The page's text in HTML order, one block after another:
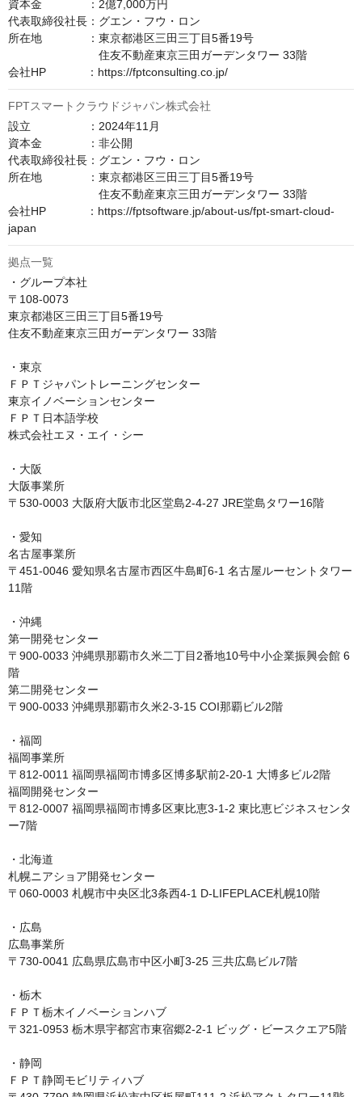
資本金　　　　：2億7,000万円
代表取締役社長：グエン・フウ・ロン
所在地　　　　：東京都港区三田三丁目5番19号
住友不動産東京三田ガーデンタワー 33階
会社HP　　　  ：https://fptconsulting.co.jp/
FPTスマートクラウドジャパン株式会社
設立　　　　　：2024年11月
資本金　　　　：非公開
代表取締役社長：グエン・フウ・ロン
所在地　　　　：東京都港区三田三丁目5番19号
住友不動産東京三田ガーデンタワー 33階
会社HP　　　  ：https://fptsoftware.jp/about-us/fpt-smart-cloud-
japan
拠点一覧
・グループ本社
〒108-0073
東京都港区三田三丁目5番19号
住友不動産東京三田ガーデンタワー 33階
・東京
ＦＰＴジャパントレーニングセンター
東京イノベーションセンター
ＦＰＴ日本語学校
株式会社エヌ・エイ・シー
・大阪
大阪事業所
〒530-0003 大阪府大阪市北区堂島2-4-27 JRE堂島タワー16階
・愛知
名古屋事業所
〒451-0046 愛知県名古屋市西区牛島町6-1 名古屋ルーセントタワー
11階
・沖縄
第一開発センター
〒900-0033 沖縄県那覇市久米二丁目2番地10号中小企業振興会館 6
階
第二開発センター
〒900-0033 沖縄県那覇市久米2-3-15 COI那覇ビル2階
・福岡
福岡事業所
〒812-0011 福岡県福岡市博多区博多駅前2-20-1 大博多ビル2階
福岡開発センター
〒812-0007 福岡県福岡市博多区東比恵3-1-2 東比恵ビジネスセンタ
ー7階
・北海道
札幌ニアショア開発センター
〒060-0003 札幌市中央区北3条西4-1 D-LIFEPLACE札幌10階
・広島
広島事業所
〒730-0041 広島県広島市中区小町3-25 三共広島ビル7階
・栃木
ＦＰＴ栃木イノベーションハブ
〒321-0953 栃木県宇都宮市東宿郷2-2-1 ビッグ・ビースクエア5階
・静岡
ＦＰＴ静岡モビリティハブ